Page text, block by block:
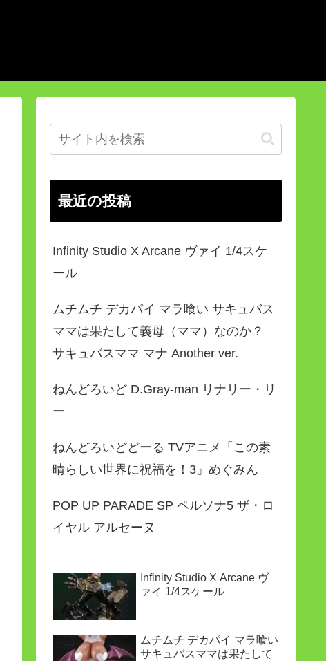
最近の投稿
Infinity Studio X Arcane ヴァイ 1/4スケ
ール
ムチムチ デカパイ マラ喰い サキュバス
ママは果たして義母（ママ）なのか？
サキュバスママ マナ Another ver.
ねんどろいど D.Gray-man リナリー・リ
ー
ねんどろいどどーる TVアニメ「この素
晴らしい世界に祝福を！3」めぐみん
POP UP PARADE SP ペルソナ5 ザ・ロ
イヤル アルセーヌ
Infinity Studio X Arcane ヴ
ァイ 1/4スケール
ムチムチ デカパイ マラ喰い
サキュバスママは果たして